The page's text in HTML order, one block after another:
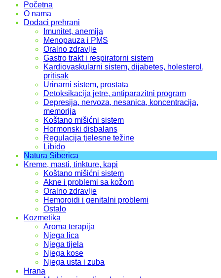
Početna
O nama
Dodaci prehrani
Imunitet, anemija
Menopauza i PMS
Oralno zdravlje
Gastro trakt i respiratorni sistem
Kardiovaskularni sistem, dijabetes, holesterol,
pritisak
Urinarni sistem, prostata
Detoksikacija jetre, antiparazitni program
Depresija, nervoza, nesanica, koncentracija,
memorija
Koštano mišićni sistem
Hormonski disbalans
Regulacija tjelesne težine
Libido
Natura Siberica
Kreme, masti, tinkture, kapi
Koštano mišićni sistem
Akne i problemi sa kožom
Oralno zdravlje
Hemoroidi i genitalni problemi
Ostalo
Kozmetika
Aroma terapija
Njega lica
Njega tijela
Njega kose
Njega usta i zuba
Hrana